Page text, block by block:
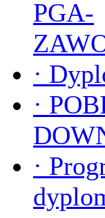
PGA-
·
·
·